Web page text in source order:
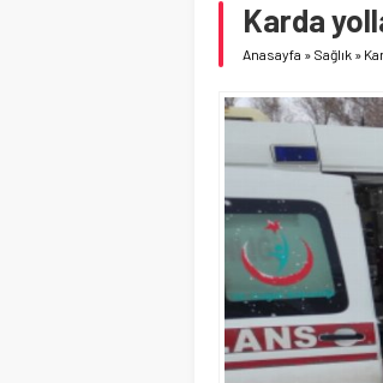
Karda
Anasayfa » Sağlık »